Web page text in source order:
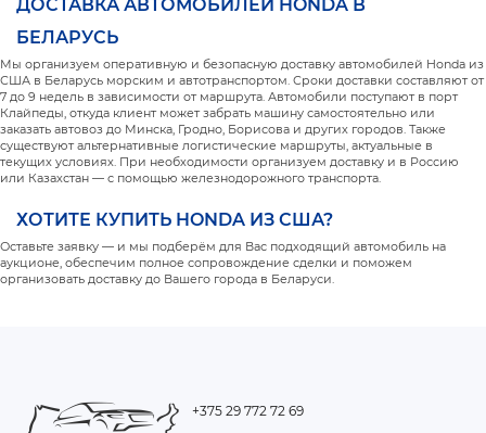
ДОСТАВКА АВТОМОБИЛЕЙ HONDA В
БЕЛАРУСЬ
Мы организуем оперативную и безопасную доставку автомобилей Honda из
США в Беларусь морским и автотранспортом. Сроки доставки составляют от
7 до 9 недель в зависимости от маршрута. Автомобили поступают в порт
Клайпеды, откуда клиент может забрать машину самостоятельно или
заказать автовоз до Минска, Гродно, Борисова и других городов. Также
существуют альтернативные логистические маршруты, актуальные в
текущих условиях. При необходимости организуем доставку и в Россию
или Казахстан — с помощью железнодорожного транспорта.
ХОТИТЕ КУПИТЬ HONDA ИЗ США?
Оставьте заявку — и мы подберём для Вас подходящий автомобиль на
аукционе, обеспечим полное сопровождение сделки и поможем
организовать доставку до Вашего города в Беларуси.
+375 29 772 72 69